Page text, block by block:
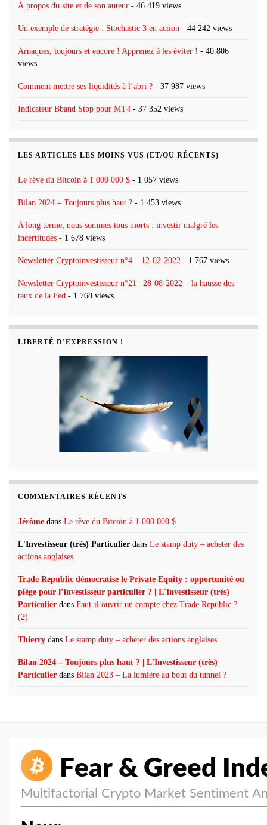
À propos du site et de son auteur - 46 419 views
Un exemple de stratégie : Stochastic 3 en action - 44 242 views
Arnaques, toujours et encore ! Apprenez à les éviter ! - 40 806
views
Comment mettre ses liquidités à l’abri ? - 37 987 views
Indicateur Bband Stop pour MT4 - 37 352 views
LES ARTICLES LES MOINS VUS (ET/OU RÉCENTS)
Le rêve du Bitcoin à 1 000 000 $ - 1 057 views
Bilan 2024 – Toujours plus haut ? - 1 453 views
A long terme, nous sommes tous morts : investir malgré les
incertitudes - 1 678 views
Newsletter Cryptoinvestisseur n°4 – 12-02-2022 - 1 767 views
Newsletter Cryptoinvestisseur n°21 –28-08-2022 – la hausse des
taux de la Fed - 1 768 views
LIBERTÉ D’EXPRESSION !
COMMENTAIRES RÉCENTS
Jérôme dans Le rêve du Bitcoin à 1 000 000 $
L'Investisseur (très) Particulier dans Le stamp duty – acheter des
actions anglaises
Trade Republic démocratise le Private Equity : opportunité ou
piège pour l’investisseur particulier ? | L'Investisseur (très)
Particulier dans Faut-il ouvrir un compte chez Trade Republic ?
(2)
Thierry dans Le stamp duty – acheter des actions anglaises
Bilan 2024 – Toujours plus haut ? | L'Investisseur (très)
Particulier dans Bilan 2023 – La lumière au bout du tunnel ?